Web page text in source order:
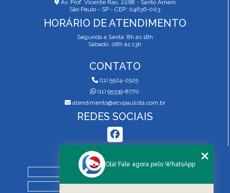
Av. Prof. Vicente Rao, 2268 - Santo Amaro
São Paulo - SP - CEP: 04636-003
HORÁRIO DE ATENDIMENTO
Segunda a Sexta: 8h às 18h
Sábado: 08h às 13h
CONTATO
(11) 5524-2525
(11) 95339-8770
atendimento@ecvpaulista.com.br
REDES SOCIAIS
MENU
QUEM SOMOS
Olá! Fale agora pelo WhatsApp